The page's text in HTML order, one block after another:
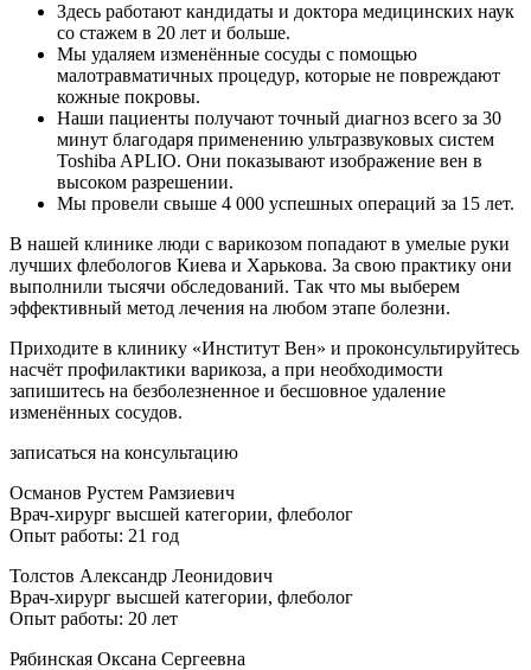
Здесь работают кандидаты и доктора медицинских наук
со стажем в 20 лет и больше.
Мы удаляем изменённые сосуды с помощью
малотравматичных процедур, которые не повреждают
кожные покровы.
Наши пациенты получают точный диагноз всего за 30
минут благодаря применению ультразвуковых систем
Toshiba APLIO. Они показывают изображение вен в
высоком разрешении.
Мы провели свыше 4 000 успешных операций за 15 лет.
В нашей клинике люди с варикозом попадают в умелые руки
лучших флебологов Киева и Харькова. За свою практику они
выполнили тысячи обследований. Так что мы выберем
эффективный метод лечения на любом этапе болезни.
Приходите в клинику «Институт Вен» и проконсультируйтесь
насчёт профилактики варикоза, а при необходимости
запишитесь на безболезненное и бесшовное удаление
изменённых сосудов.
записаться на консультацию
Османов Рустем Рамзиевич
Врач-хирург высшей категории, флеболог
Опыт работы: 21 год
Толстов Александр Леонидович
Врач-хирург высшей категории, флеболог
Опыт работы: 20 лет
Рябинская Оксана Сергеевна